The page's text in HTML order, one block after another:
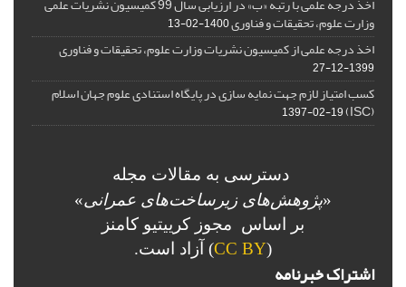
وزارت علوم، تحقیقات و فناوری1400-02-13
اخذ درجه علمی از کمیسیون نشریات وزارت علوم، تحقیقات و فناوری
1399-12-27
کسب امتیاز لازم جهت نمایه سازی در پایگاه استنادی علوم جهان اسلام
(ISC)
1397-02-19
دسترسی به مقالات مجله
«پژوهش‌های زیرساخت‌های عمرانی»
بر اساس مجوز کرییتیو کامنز
(
CC BY) آزاد است.
اشتراک خبرنامه